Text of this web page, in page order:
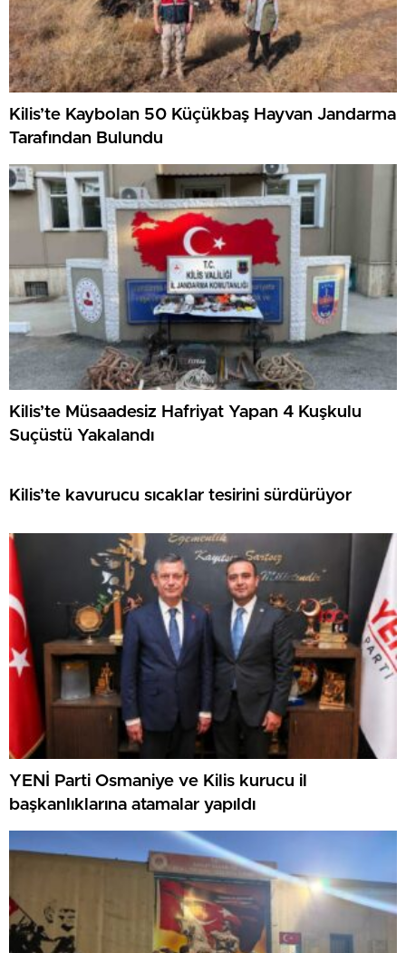
Kilis’te Kaybolan 50 Küçükbaş Hayvan Jandarma
Tarafından Bulundu
Kilis’te Müsaadesiz Hafriyat Yapan 4 Kuşkulu
Suçüstü Yakalandı
Kilis’te kavurucu sıcaklar tesirini sürdürüyor
YENİ Parti Osmaniye ve Kilis kurucu il
başkanlıklarına atamalar yapıldı